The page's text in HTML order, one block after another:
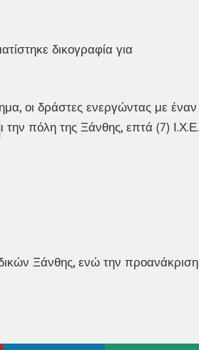
δικογραφία για
οι δράστες ενεργώντας με έναν
πόλη της Ξάνθης, επτά (7) Ι.Χ.Ε.
Ξάνθης, ενώ την προανάκριση